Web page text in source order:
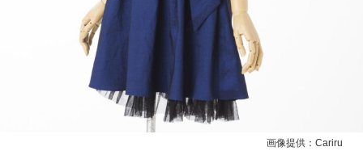
画像提供：Cariru